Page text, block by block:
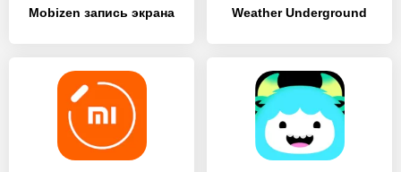
Mobizen запись экрана Weather Underground